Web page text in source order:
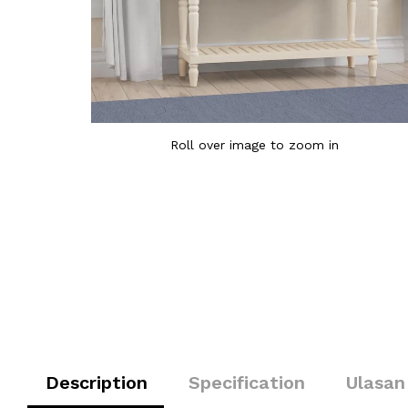
Roll over image to zoom in
Description Specification